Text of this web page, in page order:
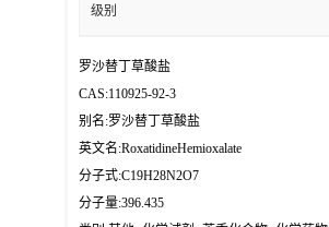
级别
罗沙替丁草酸盐
CAS:110925-92-3
别名:罗沙替丁草酸盐
英文名:RoxatidineHemioxalate
分子式:C19H28N2O7
分子量:396.435